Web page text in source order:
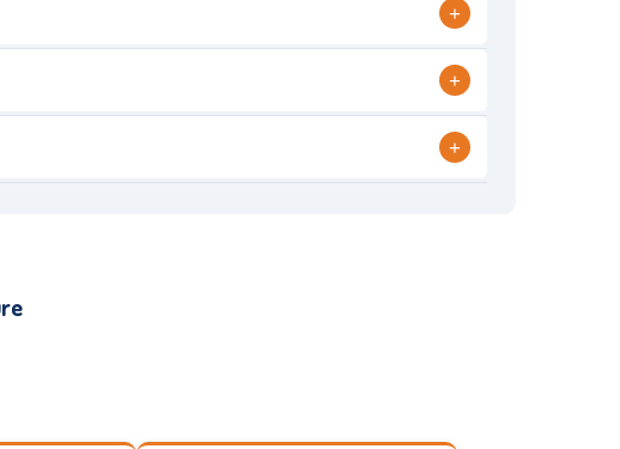
+
+
+